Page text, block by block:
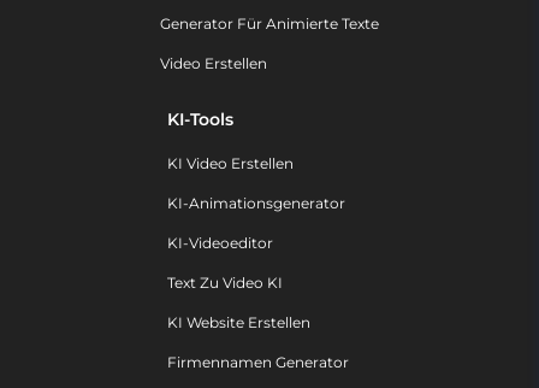
Generator Für Animierte Texte
Video Erstellen
KI-Tools
KI Video Erstellen
KI-Animationsgenerator
KI-Videoeditor
Text Zu Video KI
KI Website Erstellen
Firmennamen Generator